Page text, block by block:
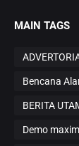
MAIN TAGS
Bencana
BERITA
Demo maxim